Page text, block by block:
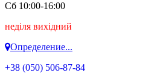
Сб 10:00-16:00
неділя вихідний
Определение...
+38 (050) 506-87-84